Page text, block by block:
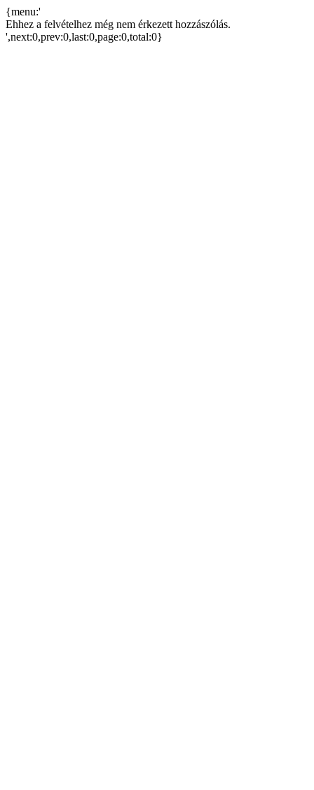
{menu:'
Ehhez a felvételhez még nem érkezett hozzászólás.
',next:0,prev:0,last:0,page:0,total:0}